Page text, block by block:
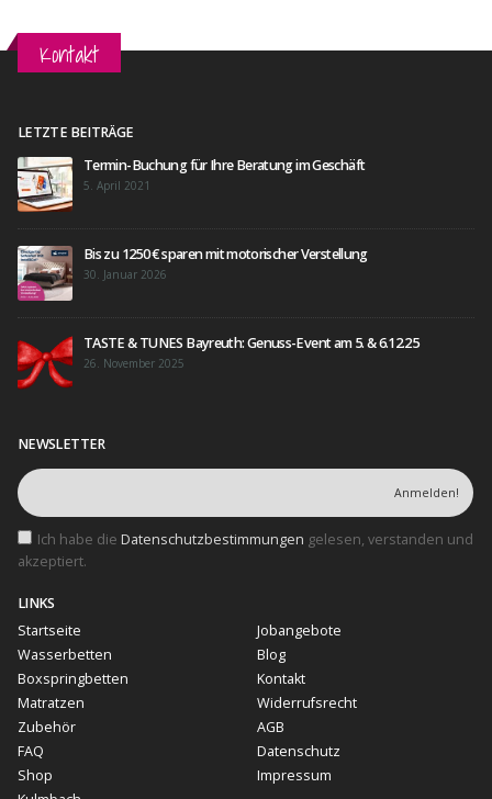
Kontakt
LETZTE BEITRÄGE
Termin-Buchung für Ihre Beratung im Geschäft
5. April 2021
Bis zu 1250 € sparen mit motorischer Verstellung
30. Januar 2026
TASTE & TUNES Bayreuth: Genuss-Event am 5. & 6.12.25
26. November 2025
NEWSLETTER
Ich habe die Datenschutzbestimmungen gelesen, verstanden und
akzeptiert.
LINKS
Startseite
Wasserbetten
Boxspringbetten
Matratzen
Zubehör
FAQ
Shop
Jobangebote
Blog
Kontakt
Widerrufsrecht
AGB
Datenschutz
Impressum